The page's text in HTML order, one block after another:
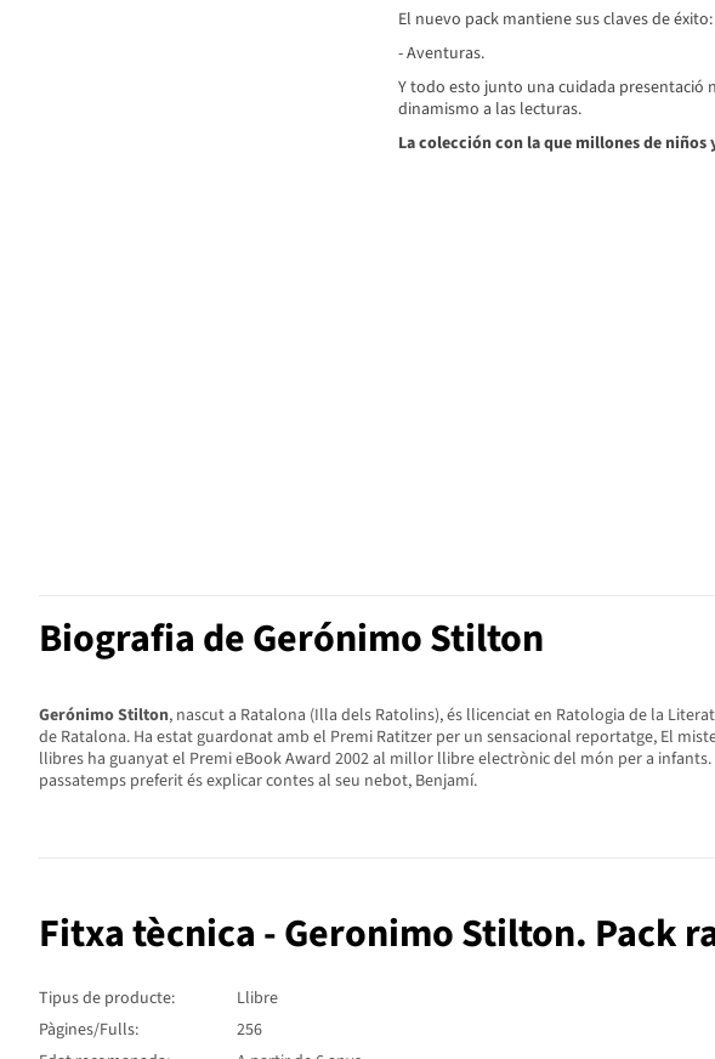
El nuevo pack mantiene sus claves de éxito:
- Aventuras.
Y todo esto junto una cuidada presentació
dinamismo a las lecturas.
La colección con la que millones de niños
Biografia de Gerónimo Stilton
Gerónimo Stilton, nascut a Ratalona (Illa dels Ratolins), és llicenciat en Ratologia de la
de Ratalona. Ha estat guardonat amb el Premi Ratitzer per un sensacional reportatge, El
llibres ha guanyat el Premi eBook Award 2002 al millor llibre electrònic del món per a
passatemps preferit és explicar contes al seu nebot, Benjamí.
Fitxa tècnica - Geronimo Stilton. Pack
Tipus de producte:
Llibre
Pàgines/Fulls:
256